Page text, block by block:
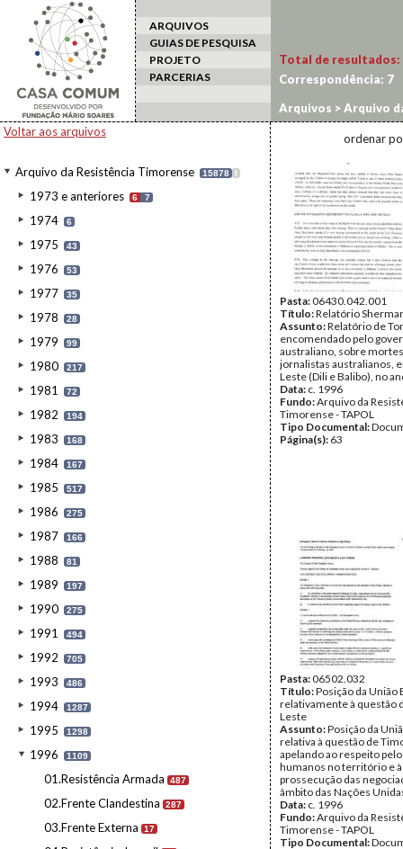
ARQUIVOS
GUIAS DE PESQUISA
PROJETO
PARCERIAS
Voltar aos arquivos
Arquivo da Resistência Timorense 15878 I
1973 e anteriores 6 7
1974 6
1975 43
1976 53
1977 35
1978 28
1979 99
1980 217
1981 72
1982 194
1983 168
1984 167
1985 517
1986 275
1987 166
1988 81
1989 197
1990 275
1991 494
1992 705
1993 486
1994 1287
1995 1298
1996 1109
01.Resistência Armada 487
02.Frente Clandestina 287
03.Frente Externa 17
Total de resultados:
Correspondência: 7
Arquivos >Arquivo
ordenar
Pasta:06430.042.001
Título:Relatório
Assunto:Relatório de
encomendado pelo
australiano, sobre
jornalistas australianos,
Leste (Dili e Balibo), no
Data: c. 1996
Fundo:Arquivo da
Timorense - TAPOL
Tipo Documental:
Página(s): 63
Pasta:06502.032
Título:Posição da União
relativamente à questão
Leste
Assunto:Posição da
relativa à questão de
apelando ao respeito
humanos no território e à
prossecução das
âmbito das Nações
Data: c. 1996
Fundo:Arquivo da
Timorense - TAPOL
Tipo Documental: